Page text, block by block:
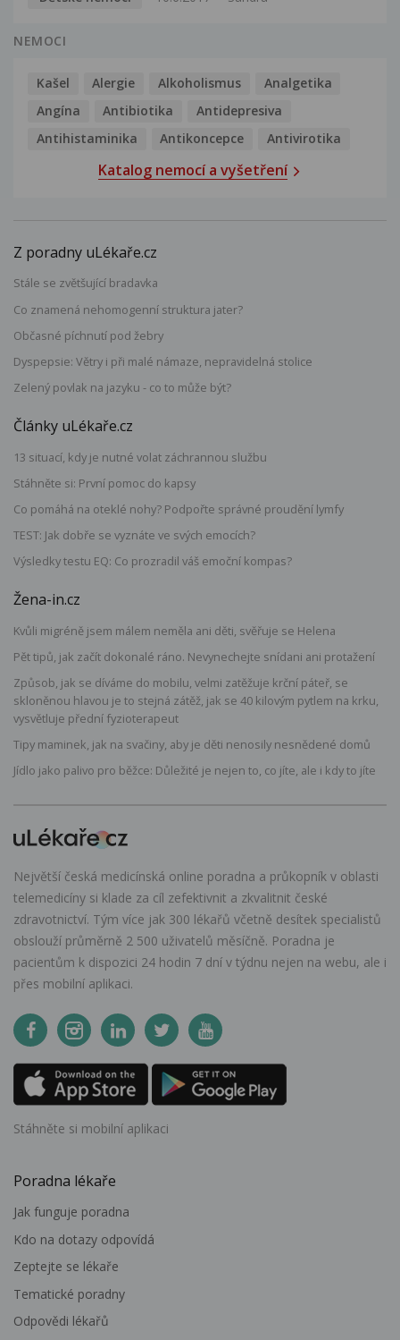
NEMOCI
Kašel Alergie Alkoholismus
Analgetika
Angína
Antibiotika
Antidepresiva
Antihistaminika
Antikoncepce Antivirotika
Katalog nemocí a vyšetření
Z poradny uLékaře.cz
Stále se zvětšující bradavka
Co znamená nehomogenní struktura jater?
Občasné píchnutí pod žebry
Dyspepsie: Větry i při malé námaze, nepravidelná stolice
Zelený povlak na jazyku - co to může být?
Články uLékaře.cz
13 situací, kdy je nutné volat záchrannou službu
Stáhněte si: První pomoc do kapsy
Co pomáhá na oteklé nohy? Podpořte správné proudění lymfy
TEST: Jak dobře se vyznáte ve svých emocích?
Výsledky testu EQ: Co prozradil váš emoční kompas?
Žena-in.cz
Kvůli migréně jsem málem neměla ani děti, svěřuje se Helena
Pět tipů, jak začít dokonalé ráno. Nevynechejte snídani ani protažení
Způsob, jak se díváme do mobilu, velmi zatěžuje krční páteř, se
skloněnou hlavou je to stejná zátěž, jak se 40 kilovým pytlem na krku,
vysvětluje přední fyzioterapeut
Tipy maminek, jak na svačiny, aby je děti nenosily nesnědené domů
Jídlo jako palivo pro běžce: Důležité je nejen to, co jíte, ale i kdy to jíte
Největší česká medicínská online poradna a průkopník v oblasti
telemedicíny si klade za cíl zefektivnit a zkvalitnit české
zdravotnictví. Tým více jak 300 lékařů včetně desítek specialistů
obslouží průměrně 2 500 uživatelů měsíčně. Poradna je
pacientům k dispozici 24 hodin 7 dní v týdnu nejen na webu, ale i
přes mobilní aplikaci.
Stáhněte si mobilní aplikaci
Poradna lékaře
Jak funguje poradna
Kdo na dotazy odpovídá
Zeptejte se lékaře
Tematické poradny
Odpovědi lékařů